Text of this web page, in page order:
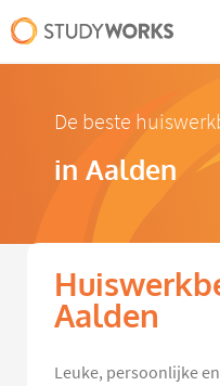
De beste
in Aalden
Aalden
Leuke, persoonlijke